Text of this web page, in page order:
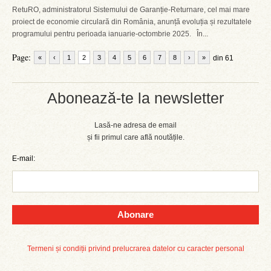
Abonează-te la newsletter
Lasă-ne adresa de email
și fii primul care află noutățile.
E-mail:
Abonare
Termeni și condiții privind prelucrarea datelor cu caracter personal
RetuRO, administratorul Sistemului de Garanție-Returnare, cel mai mare
proiect de economie circulară din România, anunță evoluția și rezultatele
programului pentru perioada ianuarie-octombrie 2025. În...
Page: « ‹ 1 2 3 4 5 6 7 8 din 61
› »